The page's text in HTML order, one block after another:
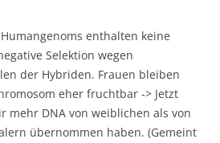
enthalten keine
Selektion wegen
der Hybriden. Frauen bleiben
eher fruchtbar -> Jetzt
mehr DNA von weiblichen als von
übernommen haben. (Gemeint